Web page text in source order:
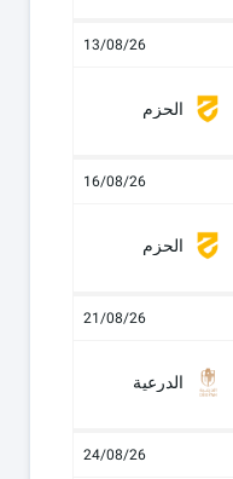
13/08/26
الحزم
16/08/26
الحزم
21/08/26
الدرعية
24/08/26